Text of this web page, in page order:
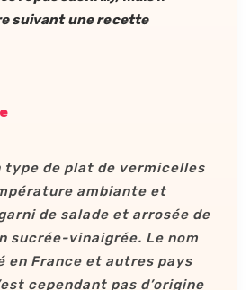
suivant une recette
type de plat de vermicelles
ambiante et
de salade et arrosée de
sucrée-vinaigrée. Le nom
en France et autres pays
cependant pas d’origine